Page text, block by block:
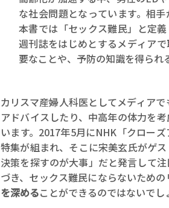
な社会問題となっています。相
本書では「セックス難民」と定
週刊誌をはじめとするメディア
要なことや、予防の知識を得られ
カリスマ産婦人科医としてメディアで
アドバイスしたり、中高年の体力を
います。2017年5月にNHK「クロー
特集が組まれ、そこに宋美玄氏がゲ
決策を探すのが大事」だと発言して
づき、セックス難民にならないための
を深めることができるのではないでし